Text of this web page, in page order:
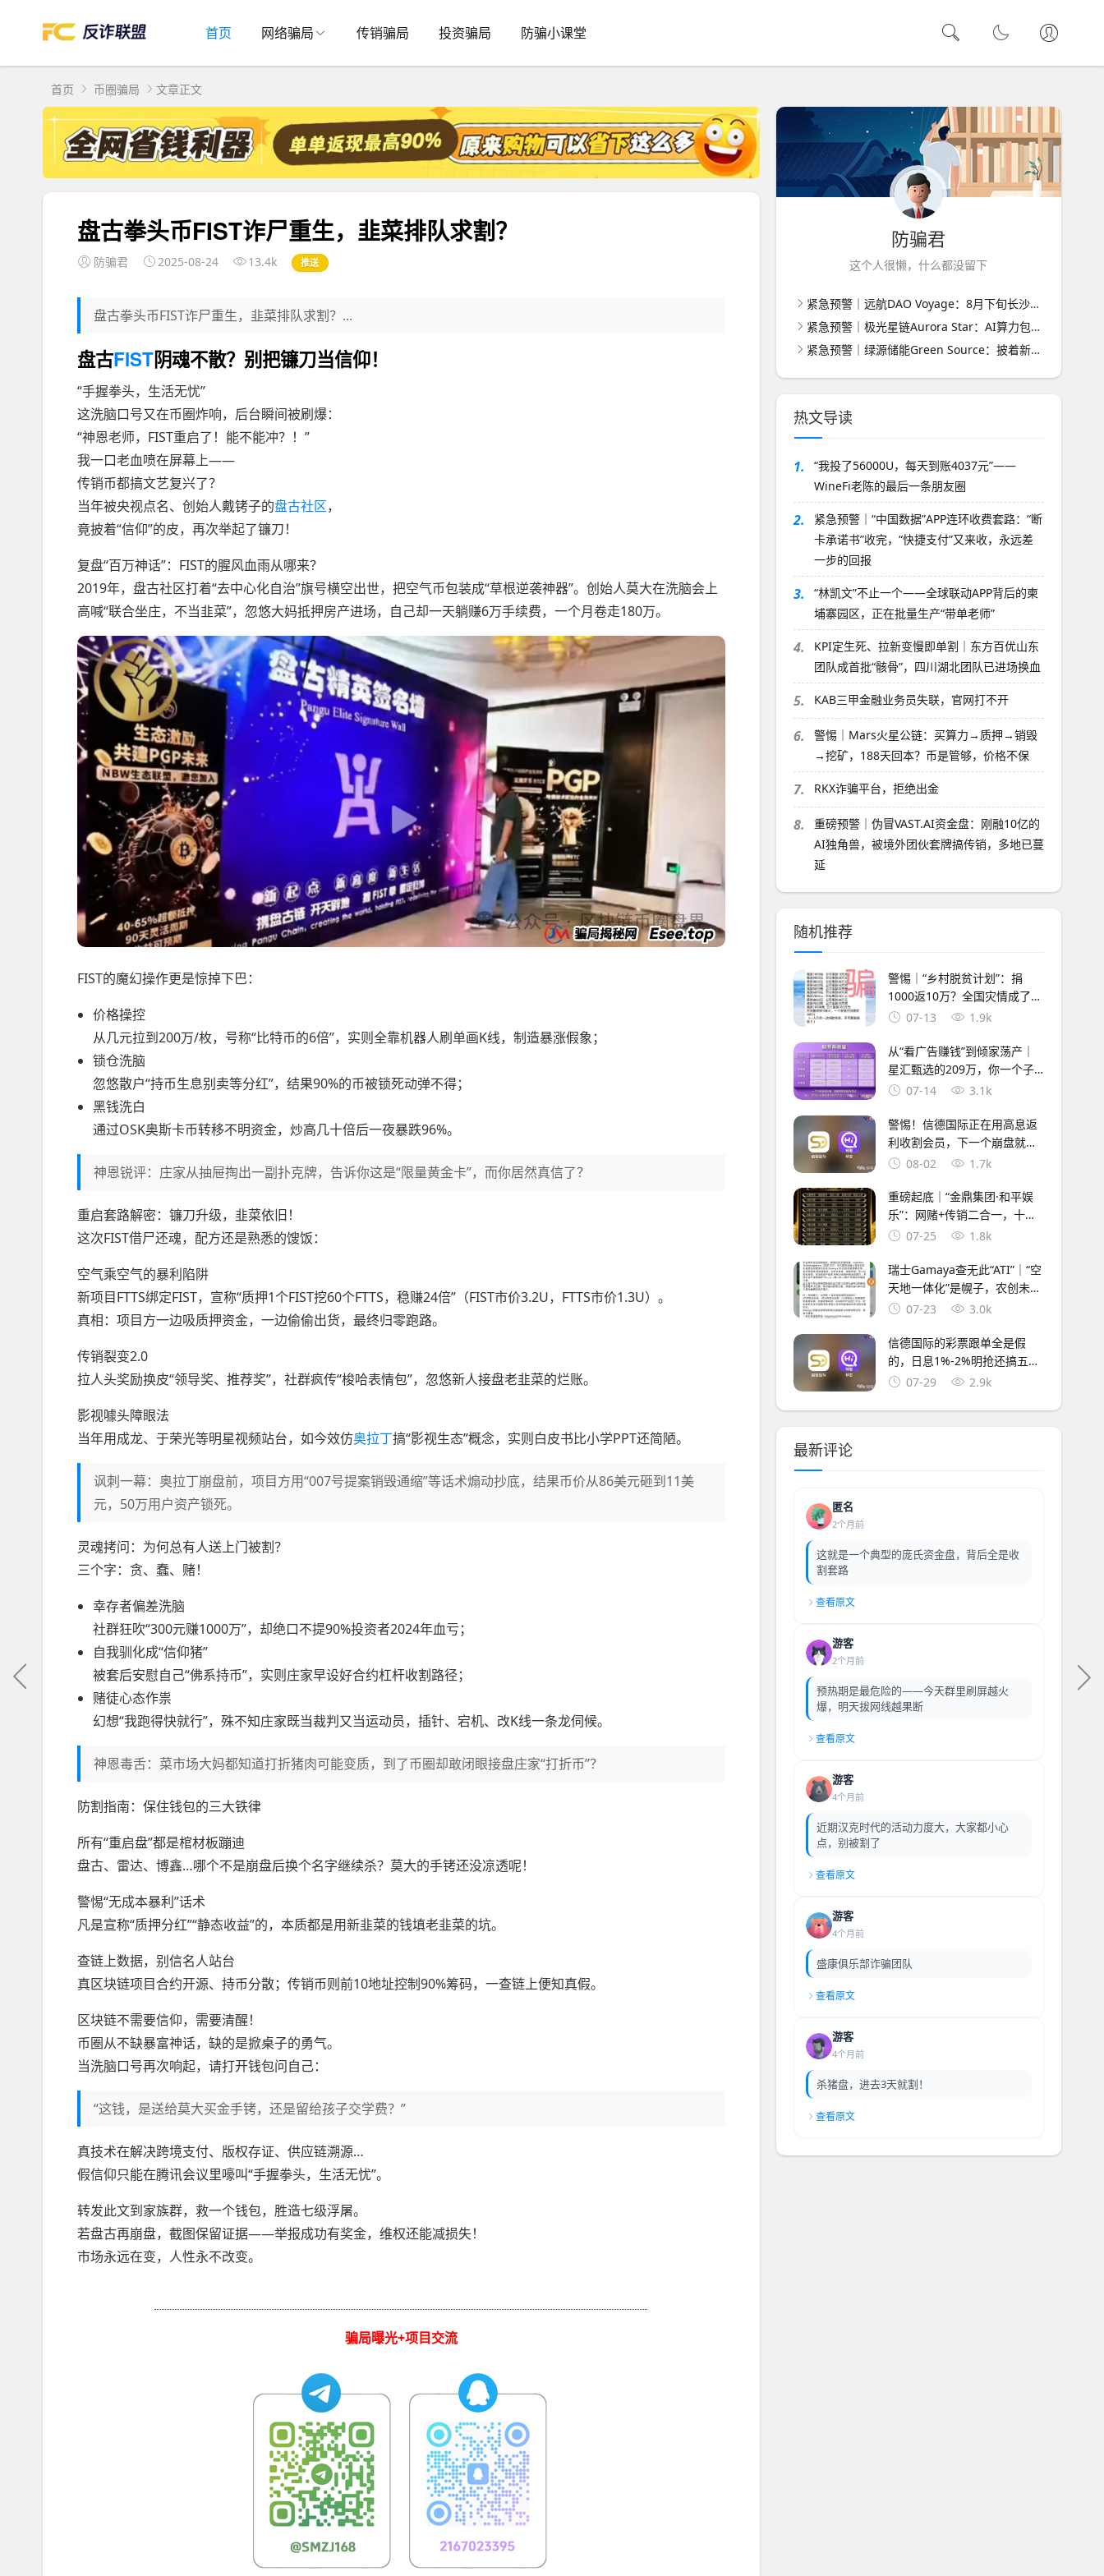
首页 网络骗局 传销骗局 投资骗局 防骗小课堂
首页 币圈骗局 文章正文
盘古拳头币FIST诈尸重生，韭菜排队求割？
防骗君 2025-08-24 13.4k 推送
盘古拳头币FIST诈尸重生，韭菜排队求割？...
盘古FIST阴魂不散？别把镰刀当信仰！
“手握拳头，生活无忧”
这洗脑口号又在币圈炸响，后台瞬间被刷爆：
“神恩老师，FIST重启了！能不能冲？！”
我一口老血喷在屏幕上——
传销币都搞文艺复兴了？
当年被央视点名、创始人戴铐子的盘古社区，
竟披着“信仰”的皮，再次举起了镰刀！
复盘“百万神话”：FIST的腥风血雨从哪来？
2019年，盘古社区打着“去中心化自治”旗号横空出世，把空气币包装成“草根逆袭神器”。创始人莫大在洗脑会上
高喊“联合坐庄，不当韭菜”，忽悠大妈抵押房产进场，自己却一天躺赚6万手续费，一个月卷走180万。
FIST的魔幻操作更是惊掉下巴：
价格操控
从几元拉到200万/枚，号称“比特币的6倍”，实则全靠机器人刷单画K线，制造暴涨假象；
锁仓洗脑
忽悠散户“持币生息别卖等分红”，结果90%的币被锁死动弹不得；
黑钱洗白
通过OSK奥斯卡币转移不明资金，炒高几十倍后一夜暴跌96%。
神恩锐评：庄家从抽屉掏出一副扑克牌，告诉你这是“限量黄金卡”，而你居然真信了？
重启套路解密：镰刀升级，韭菜依旧！
这次FIST借尸还魂，配方还是熟悉的馊饭：
空气乘空气的暴利陷阱
新项目FTTS绑定FIST，宣称“质押1个FIST挖60个FTTS，稳赚24倍”（FIST市价3.2U，FTTS市价1.3U）。
真相：项目方一边吸质押资金，一边偷偷出货，最终归零跑路。
传销裂变2.0
拉人头奖励换皮“领导奖、推荐奖”，社群疯传“梭哈表情包”，忽悠新人接盘老韭菜的烂账。
影视噱头障眼法
当年用成龙、于荣光等明星视频站台，如今效仿奥拉丁搞“影视生态”概念，实则白皮书比小学PPT还简陋。
讽刺一幕：奥拉丁崩盘前，项目方用“007号提案销毁通缩”等话术煽动抄底，结果币价从86美元砸到11美
元，50万用户资产锁死。
灵魂拷问：为何总有人送上门被割？
三个字：贪、蠢、赌！
幸存者偏差洗脑
社群狂吹“300元赚1000万”，却绝口不提90%投资者2024年血亏；
自我驯化成“信仰猪”
被套后安慰自己“佛系持币”，实则庄家早设好合约杠杆收割路径；
赌徒心态作祟
幻想“我跑得快就行”，殊不知庄家既当裁判又当运动员，插针、宕机、改K线一条龙伺候。
神恩毒舌：菜市场大妈都知道打折猪肉可能变质，到了币圈却敢闭眼接盘庄家“打折币”？
防割指南：保住钱包的三大铁律
所有“重启盘”都是棺材板蹦迪
盘古、雷达、博鑫…哪个不是崩盘后换个名字继续杀？莫大的手铐还没凉透呢！
警惕“无成本暴利”话术
凡是宣称“质押分红”“静态收益”的，本质都是用新韭菜的钱填老韭菜的坑。
查链上数据，别信名人站台
真区块链项目合约开源、持币分散；传销币则前10地址控制90%筹码，一查链上便知真假。
区块链不需要信仰，需要清醒！
币圈从不缺暴富神话，缺的是掀桌子的勇气。
当洗脑口号再次响起，请打开钱包问自己：
“这钱，是送给莫大买金手铐，还是留给孩子交学费？”
真技术在解决跨境支付、版权存证、供应链溯源…
假信仰只能在腾讯会议里嚎叫“手握拳头，生活无忧”。
转发此文到家族群，救一个钱包，胜造七级浮屠。
若盘古再崩盘，截图保留证据——举报成功有奖金，维权还能减损失！
市场永远在变，人性永不改变。
骗局曝光+项目交流
防骗君
这个人很懒，什么都没留下
紧急预警｜远航DAO Voyage：8月下旬长沙启动大会，旧盘团队平移，RWA+大宗商品包装——又是庞氏滚盘的老剧本
紧急预警｜极光星链Aurora Star：AI算力包装下的快盘骗局，认购即入坑
紧急预警｜绿源储能Green Source：披着新能源外衣的庞氏传销盘，8月千人大会就是收割信号
热文导读
1.
“我投了56000U，每天到账4037元”——
WineFi老陈的最后一条朋友圈
2.
紧急预警｜“中国数据”APP连环收费套路：“断
卡承诺书”收完，“快捷支付”又来收，永远差
一步的回报
3.
“林凯文”不止一个——全球联动APP背后的柬
埔寨园区，正在批量生产“带单老师”
4.
KPI定生死、拉新变慢即单割｜东方百优山东
团队成首批“骸骨”，四川湖北团队已进场换血
5. KAB三甲金融业务员失联，官网打不开
6.
警惕｜Mars火星公链：买算力→质押→销毁
→挖矿，188天回本？币是管够，价格不保
7. RKX诈骗平台，拒绝出金
8.
重磅预警｜伪冒VAST.AI资金盘：刚融10亿的
AI独角兽，被境外团伙套牌搞传销，多地已蔓
延
随机推荐
警惕｜“乡村脱贫计划”：捐
1000返10万？全国灾情成了骗
子的提款机
07-13 1.9k
从“看广告赚钱”到倾家荡产｜
星汇甄选的209万，你一个子
儿都拿不到
07-14 3.1k
警惕！信德国际正在用高息返
利收割会员，下一个崩盘就是
它，参与者快跑
08-02 1.7k
重磅起底｜“金鼎集团·和平娱
乐”：网赌+传销二合一，十级
代理+倍投陷阱，法律红线已踩
07-25 1.8k
瑞士Gamaya查无此“ATI”｜“空
天地一体化”是幌子，农创未来
“助农”是幌子，你的钱才是真
07-23 3.0k
信德国际的彩票跟单全是假
的，日息1%-2%明抢还搞五级
传销，鑫慷嘉换皮继续割
07-29 2.9k
最新评论
匿名
2个月前
这就是一个典型的庞氏资金盘，背后全是收
割套路
查看原文
游客
2个月前
预热期是最危险的——今天群里刷屏越火
爆，明天拔网线越果断
查看原文
游客
4个月前
近期汉克时代的活动力度大，大家都小心
点，别被割了
查看原文
游客
4个月前
盛康俱乐部诈骗团队
查看原文
游客
4个月前
杀猪盘，进去3天就割！
查看原文